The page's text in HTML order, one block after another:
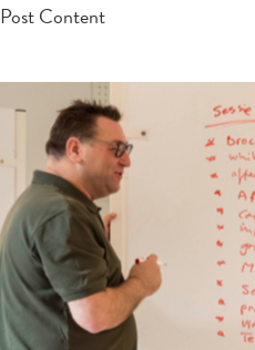
Post Content